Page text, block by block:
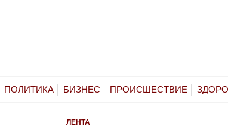
ПОЛИТИКА БИЗНЕС ПРОИСШЕСТВИЕ
ЛЕНТА